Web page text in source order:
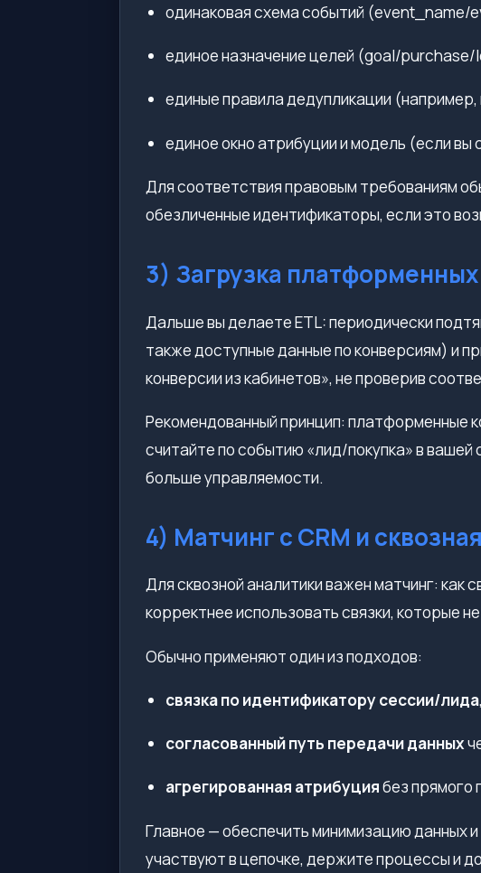
одинаковая схема событий
единое назначение целей (goal/
единые правила дедупликации
единое окно атрибуции и модель (если
Для соответствия правовым требованиям
обезличенные идентификаторы, если это
3) Загрузка
Дальше вы делаете ETL: периодически
также доступные данные по конверсиям) и
конверсии из кабинетов», не проверив
Рекомендованный принцип: платформенные
считайте по событию «лид/покупка» в
больше управляемости.
4) Матчинг с CRM и
Для сквозной аналитики важен матчинг:
корректнее использовать связки, которые
Обычно применяют один из подходов:
связка по идентификатору сессии/лида
согласованный путь передачи данных
агрегированная атрибуциябез прямого
Главное — обеспечить минимизацию данных
участвуют в цепочке, держите процессы и